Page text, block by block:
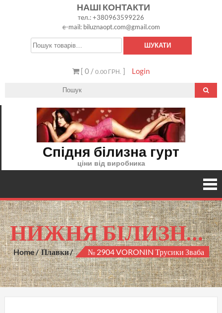
НАШІ КОНТАКТИ
тел.: +380963599226
e-mail: biluznaopt.com@gmail.com
Шукати:
ШУКАТИ
[ 0 / 0.00 ГРН. ] Login
Спідня білизна гурт
ціни від виробника
НИЖНЯ БІЛИЗНА ГУРТОМ
Home Плавки № 2904 VORONIN Трусики Зваба